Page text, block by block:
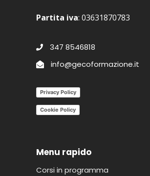
Partita iva: 03631870783
347 8546818
info@gecoformazione.it
Privacy Policy
Cookie Policy
Menu rapido
Corsi in programma